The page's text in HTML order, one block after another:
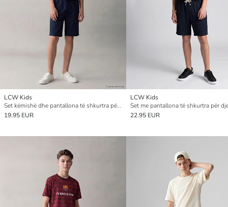
LCW Kids
Set këmishë dhe pantallona të shkurtra për djem
19.95 EUR
LCW Kids
Set me pantallona të shkurtra për
22.95 EUR